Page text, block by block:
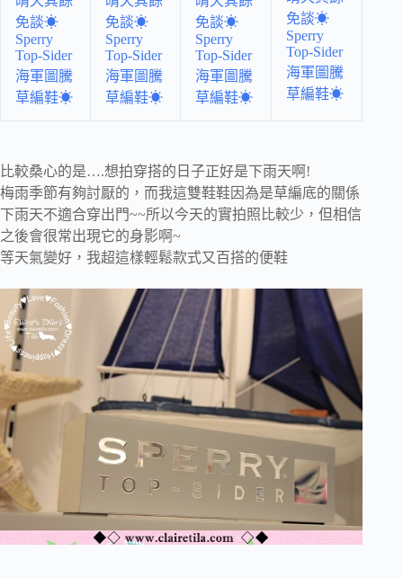
比較桑心的是….想拍穿搭的日子正好是下雨天啊!
梅雨季節有夠討厭的，而我這雙鞋鞋因為是草編底的關係
下雨天不適合穿出門~~所以今天的實拍照比較少，但相信
之後會很常出現它的身影啊~
等天氣變好，我超這樣輕鬆款式又百搭的便鞋